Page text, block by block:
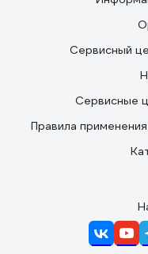
Сервисный
Сервисные
Правила